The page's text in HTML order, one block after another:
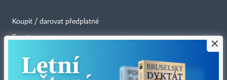
Koupit / darovat předplatné
Eventy
RSS kanály
×